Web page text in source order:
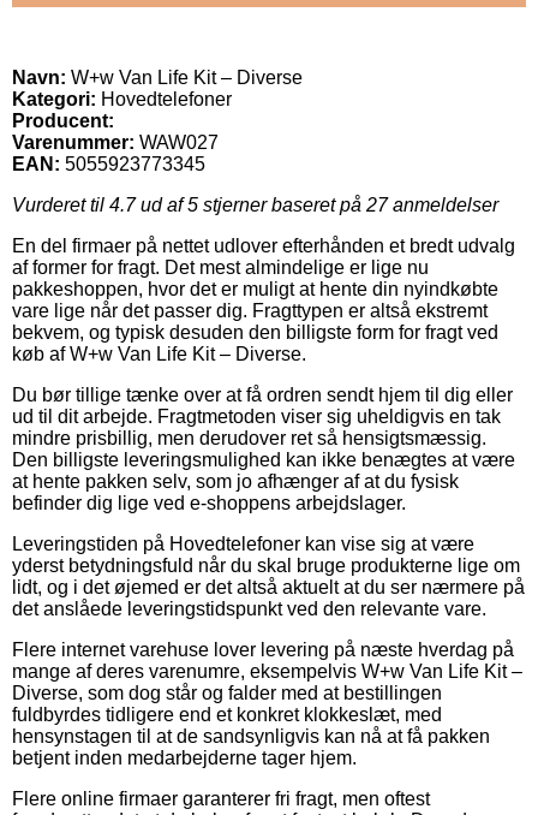
Navn: W+w Van Life Kit – Diverse
Kategori: Hovedtelefoner
Producent:
Varenummer: WAW027
EAN: 5055923773345
Vurderet til 4.7ud af 5 stjerner baseret på 27anmeldelser
En del firmaer på nettet udlover efterhånden et bredt udvalg
af former for fragt. Det mest almindelige er lige nu
pakkeshoppen, hvor det er muligt at hente din nyindkøbte
vare lige når det passer dig. Fragttypen er altså ekstremt
bekvem, og typisk desuden den billigste form for fragt ved
køb af W+w Van Life Kit – Diverse.
Du bør tillige tænke over at få ordren sendt hjem til dig eller
ud til dit arbejde. Fragtmetoden viser sig uheldigvis en tak
mindre prisbillig, men derudover ret så hensigtsmæssig.
Den billigste leveringsmulighed kan ikke benægtes at være
at hente pakken selv, som jo afhænger af at du fysisk
befinder dig lige ved e-shoppens arbejdslager.
Leveringstiden på Hovedtelefoner kan vise sig at være
yderst betydningsfuld når du skal bruge produkterne lige om
lidt, og i det øjemed er det altså aktuelt at du ser nærmere på
det anslåede leveringstidspunkt ved den relevante vare.
Flere internet varehuse lover levering på næste hverdag på
mange af deres varenumre, eksempelvis W+w Van Life Kit –
Diverse, som dog står og falder med at bestillingen
fuldbyrdes tidligere end et konkret klokkeslæt, med
hensynstagen til at de sandsynligvis kan nå at få pakken
betjent inden medarbejderne tager hjem.
Flere online firmaer garanterer fri fragt, men oftest